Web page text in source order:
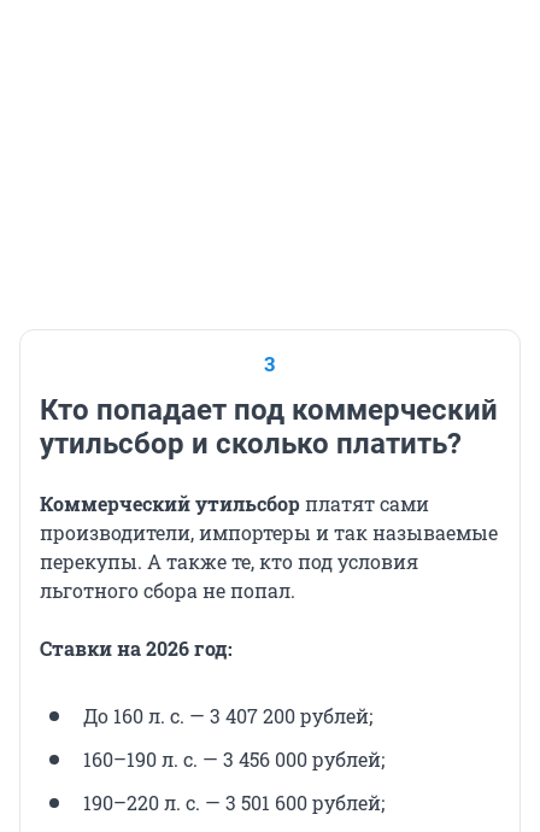
3
Кто попадает под коммерческий
утильсбор и сколько платить?
Коммерческий утильсборплатят сами
производители, импортеры и так называемые
перекупы. А также те, кто под условия
льготного сбора не попал.
Ставки на 2026 год:
До 160 л. с. — 3 407 200 рублей;
160–190 л. с. — 3 456 000 рублей;
190–220 л. с. — 3 501 600 рублей;